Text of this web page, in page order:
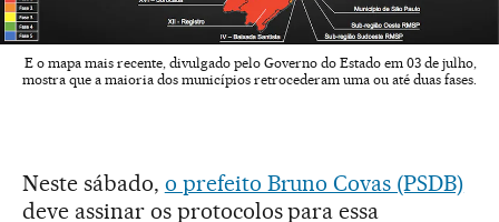
E o mapa mais recente, divulgado pelo Governo do Estado em 03 de julho,
mostra que a maioria dos municípios retrocederam uma ou até duas fases.
Neste sábado, o prefeito Bruno Covas (PSDB)
deve assinar os protocolos para essa